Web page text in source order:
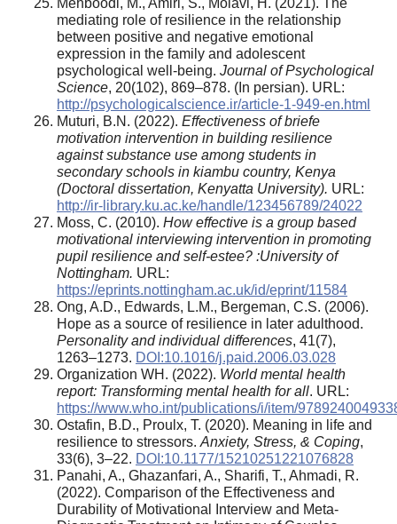
mediating role of resilience in the relationship
between positive and negative emotional
expression in the family and adolescent
psychological well-being. Journal of Psychological
Science, 20(102), 869–878. (In persian). URL:
http://psychologicalscience.ir/article-1-949-en.html
Muturi, B.N. (2022). Effectiveness of briefe
motivation intervention in building resilience
against substance use among students in
secondary schools in kiambu country, Kenya
(Doctoral dissertation, Kenyatta University). URL:
http://ir-library.ku.ac.ke/handle/123456789/24022
Moss, C. (2010). How effective is a group based
motivational interviewing intervention in promoting
pupil resilience and self-estee? :University of
Nottingham. URL:
https://eprints.nottingham.ac.uk/id/eprint/11584
Ong, A.D., Edwards, L.M., Bergeman, C.S. (2006).
Hope as a source of resilience in later adulthood.
Personality and individual differences, 41(7),
1263–1273. DOI:10.1016/j.paid.2006.03.028
Organization WH. (2022). World mental health
report: Transforming mental health for all. URL:
https://www.who.int/publications/i/item/
Ostafin, B.D., Proulx, T. (2020). Meaning in life and
resilience to stressors. Anxiety, Stress, & Coping,
33(6), 3–22. DOI:10.1177/15210251221076828
Panahi, A., Ghazanfari, A., Sharifi, T., Ahmadi, R.
(2022). Comparison of the Effectiveness and
Durability of Motivational Interview and Meta-